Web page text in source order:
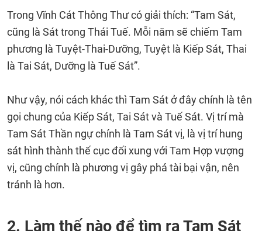
Trong Vĩnh Cát Thông Thư có giải thích: “Tam Sát,
cũng là Sát trong Thái Tuế. Mỗi năm sẽ chiếm Tam
phương là Tuyệt-Thai-Dưỡng, Tuyệt là Kiếp Sát, Thai
là Tai Sát, Dưỡng là Tuế Sát”.
Như vậy, nói cách khác thì Tam Sát ở đây chính là tên
gọi chung của Kiếp Sát, Tai Sát và Tuế Sát. Vị trí mà
Tam Sát Thần ngự chính là Tam Sát vị, là vị trí hung
sát hình thành thế cục đối xung với Tam Hợp vượng
vị, cũng chính là phương vị gây phá tài bại vận, nên
tránh là hơn.
2. Làm thế nào để tìm ra Tam Sát